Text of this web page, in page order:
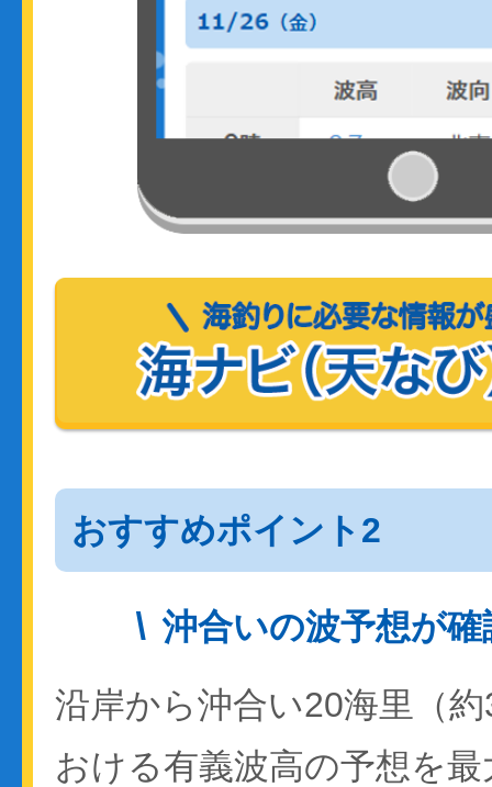
おすすめポイント2
沖合いの波予想が
沿岸から沖合い20海里（
おける有義波高の予想を